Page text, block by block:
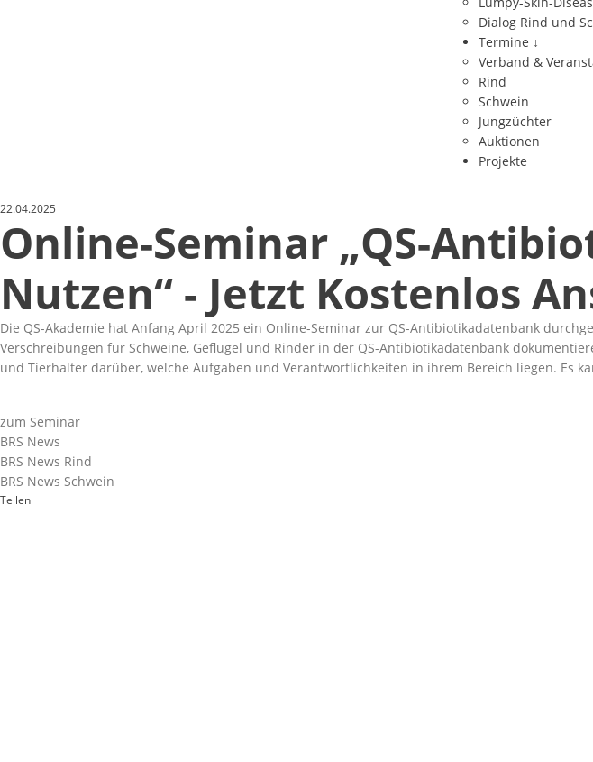
Dialog Rind und
Termine ↓
Verband &
Rind
Schwein
Jungzüchter
Auktionen
Projekte
22.04.2025
Online-Seminar „QS-
Nutzen“ - Jetzt Kostenlos
Die QS-Akademie hat Anfang April 2025 ein Online-Seminar zur QS-Antibiotikadatenbank
Verschreibungen für Schweine, Geflügel und Rinder in der QS-Antibiotikadatenbank
und Tierhalter darüber, welche Aufgaben und Verantwortlichkeiten in ihrem Bereich liegen. Es
zum Seminar
BRS News
BRS News Rind
BRS News Schwein
Teilen